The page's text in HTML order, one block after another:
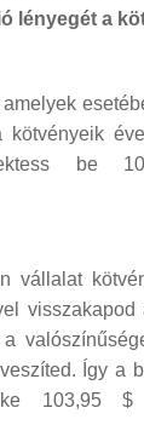
lényegét a
kötvényeik
be
vállalat
visszakapod
Így a
103,95 $